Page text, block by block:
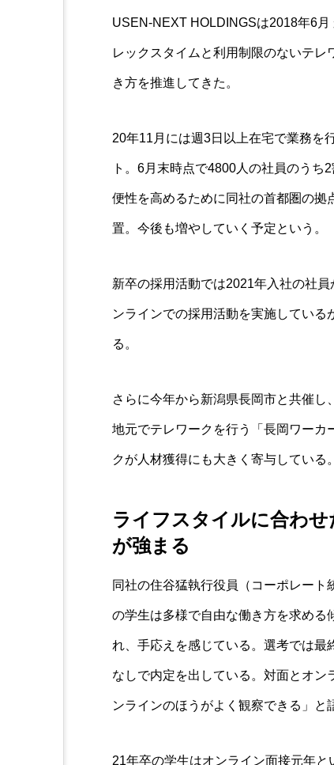
USEN-NEXT HOLDINGSは2018年6
レックスタイムと利用制限のないテ
き方を推進してきた。
20年11月には週3日以上在宅で業務を
ト。6月末時点で4800人の社員のうち
便性を高めるために同社の首都圏の拠
置。今後も増やしていく予定という。
新卒の採用活動では2021年入社の社
ンラインでの採用活動を実施してい
る。
さらに今年から新潟県長岡市と共催し
地元でテレワークを行う「長岡ワーカ
クが人材獲得にも大きく寄与している。
ライフスタイルに合わ
が強まる
同社の住谷猛執行役員（コーポレー
の学生は多様で自由な働き方を求める
れ、手応えを感じている。選考では
なしで内定を出している。対面とオ
ンラインのほうがよく観察できる」と
21年卒の学生はオンライン面接元年